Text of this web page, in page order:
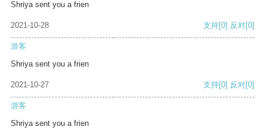
Shriya sent you a frien
2021-10-28 支持[0] 反对[0]
游客
Shriya sent you a frien
2021-10-27 支持[0] 反对[0]
游客
Shriya sent you a frien